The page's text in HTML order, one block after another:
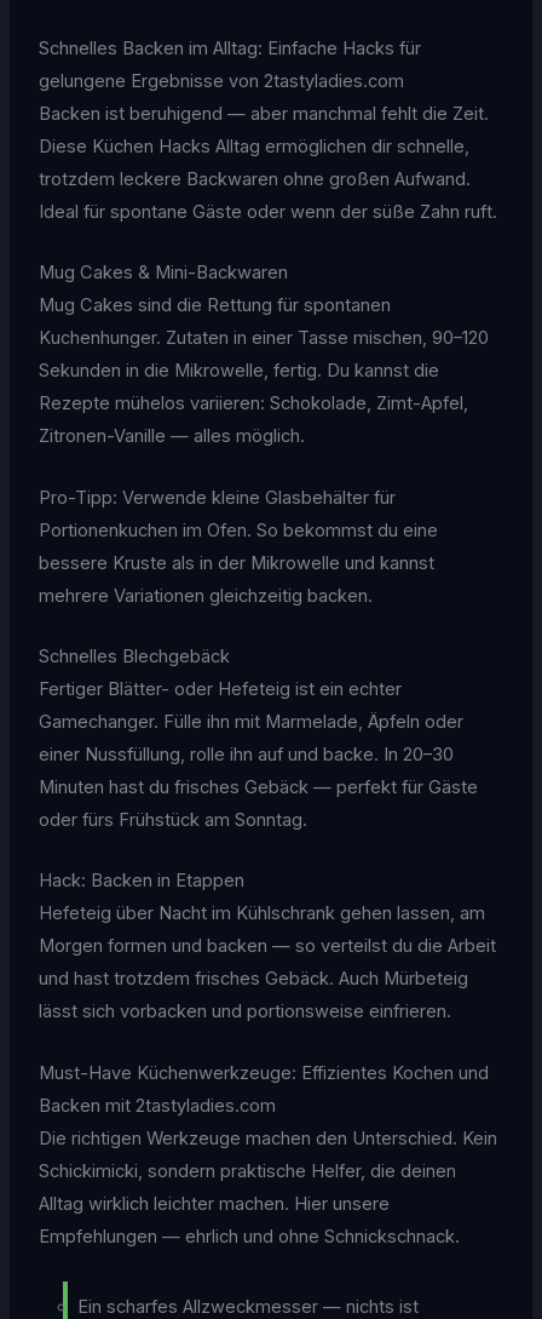
Schnelles Backen im Alltag: Einfache Hacks für
gelungene Ergebnisse von 2tastyladies.com
Backen ist beruhigend — aber manchmal fehlt die Zeit.
Diese Küchen Hacks Alltag ermöglichen dir schnelle,
trotzdem leckere Backwaren ohne großen Aufwand.
Ideal für spontane Gäste oder wenn der süße Zahn ruft.
Mug Cakes & Mini-Backwaren
Mug Cakes sind die Rettung für spontanen
Kuchenhunger. Zutaten in einer Tasse mischen, 90–120
Sekunden in die Mikrowelle, fertig. Du kannst die
Rezepte mühelos variieren: Schokolade, Zimt-Apfel,
Zitronen-Vanille — alles möglich.
Pro-Tipp: Verwende kleine Glasbehälter für
Portionenkuchen im Ofen. So bekommst du eine
bessere Kruste als in der Mikrowelle und kannst
mehrere Variationen gleichzeitig backen.
Schnelles Blechgebäck
Fertiger Blätter- oder Hefeteig ist ein echter
Gamechanger. Fülle ihn mit Marmelade, Äpfeln oder
einer Nussfüllung, rolle ihn auf und backe. In 20–30
Minuten hast du frisches Gebäck — perfekt für Gäste
oder fürs Frühstück am Sonntag.
Hack: Backen in Etappen
Hefeteig über Nacht im Kühlschrank gehen lassen, am
Morgen formen und backen — so verteilst du die Arbeit
und hast trotzdem frisches Gebäck. Auch Mürbeteig
lässt sich vorbacken und portionsweise einfrieren.
Must-Have Küchenwerkzeuge: Effizientes Kochen und
Backen mit 2tastyladies.com
Die richtigen Werkzeuge machen den Unterschied. Kein
Schickimicki, sondern praktische Helfer, die deinen
Alltag wirklich leichter machen. Hier unsere
Empfehlungen — ehrlich und ohne Schnickschnack.
Ein scharfes Allzweckmesser — nichts ist